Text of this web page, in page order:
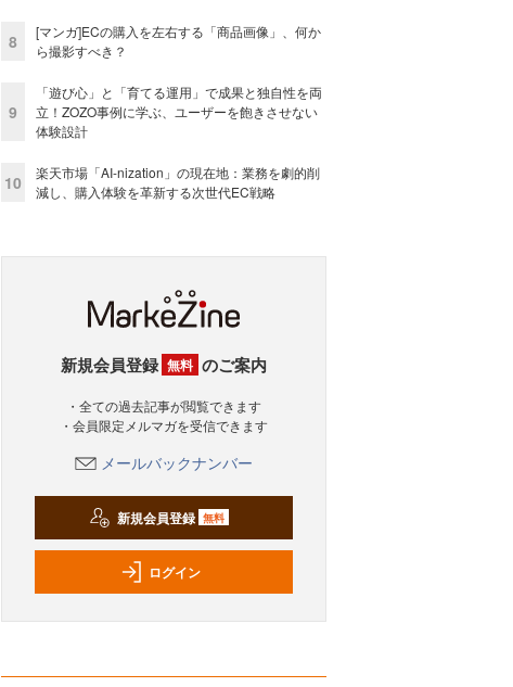
8
[マンガ]ECの購入を左右する「商品画像」、何か
ら撮影すべき？
9
「遊び心」と「育てる運用」で成果と独自性を両
立！ZOZO事例に学ぶ、ユーザーを飽きさせない
体験設計
10
楽天市場「AI-nization」の現在地：業務を劇的削
減し、購入体験を革新する次世代EC戦略
新規会員登録 無料 のご案内
・全ての過去記事が閲覧できます
・会員限定メルマガを受信できます
メールバックナンバー
新規会員登録 無料
ログイン